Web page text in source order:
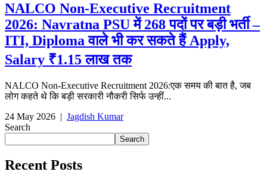
NALCO Non-Executive Recruitment
2026: Navratna PSU में 268 पदों पर बड़ी भर्ती –
ITI, Diploma वाले भी कर सकते हैं Apply,
Salary ₹1.15 लाख तक
NALCO Non-Executive Recruitment 2026:एक समय की बात है, जब
लोग कहते थे कि बड़ी सरकारी नौकरी सिर्फ उन्हीं...
24 May 2026 | Jagdish Kumar
Search
Search
Recent Posts